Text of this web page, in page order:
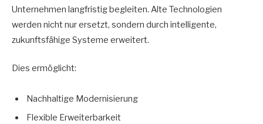
Unternehmen langfristig begleiten. Alte Technologien
werden nicht nur ersetzt, sondern durch intelligente,
zukunftsfähige Systeme erweitert.
Dies ermöglicht:
Nachhaltige Modernisierung
Flexible Erweiterbarkeit